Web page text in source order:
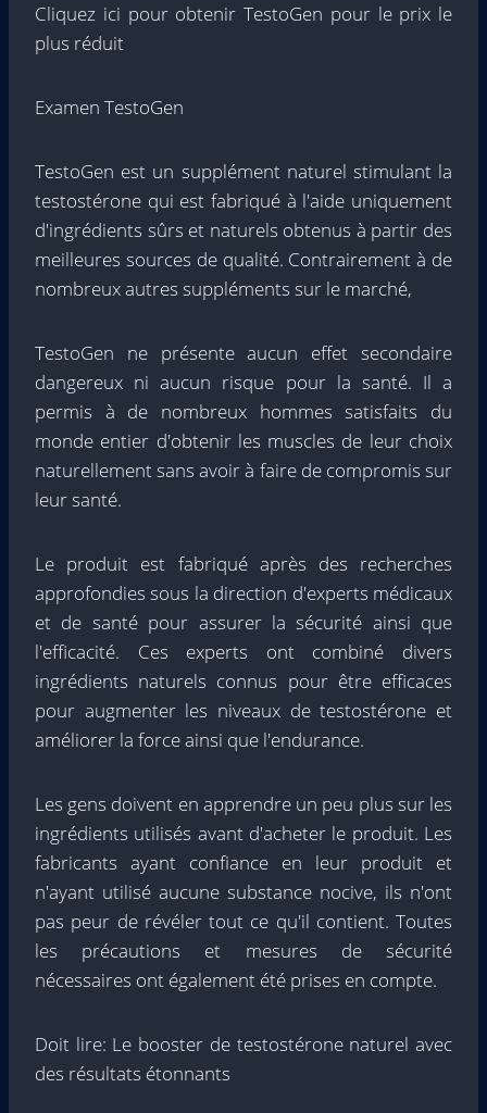
Cliquez ici pour obtenir TestoGen pour le prix le
plus réduit
Examen TestoGen
TestoGen est un supplément naturel stimulant la
testostérone qui est fabriqué à l'aide uniquement
d'ingrédients sûrs et naturels obtenus à partir des
meilleures sources de qualité. Contrairement à de
nombreux autres suppléments sur le marché,
TestoGen ne présente aucun effet secondaire
dangereux ni aucun risque pour la santé. Il a
permis à de nombreux hommes satisfaits du
monde entier d'obtenir les muscles de leur choix
naturellement sans avoir à faire de compromis sur
leur santé.
Le produit est fabriqué après des recherches
approfondies sous la direction d'experts médicaux
et de santé pour assurer la sécurité ainsi que
l'efficacité. Ces experts ont combiné divers
ingrédients naturels connus pour être efficaces
pour augmenter les niveaux de testostérone et
améliorer la force ainsi que l'endurance.
Les gens doivent en apprendre un peu plus sur les
ingrédients utilisés avant d'acheter le produit. Les
fabricants ayant confiance en leur produit et
n'ayant utilisé aucune substance nocive, ils n'ont
pas peur de révéler tout ce qu'il contient. Toutes
les précautions et mesures de sécurité
nécessaires ont également été prises en compte.
Doit lire: Le booster de testostérone naturel avec
des résultats étonnants